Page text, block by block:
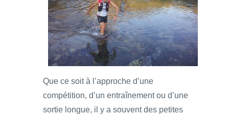
Que ce soit à l’approche d’une
compétition, d’un entraînement ou d’une
sortie longue, il y a souvent des petites